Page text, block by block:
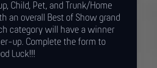
Child, Pet, and Trunk/Home
an overall Best of Show grand
category will have a winner
up. Complete the form to
Luck!!!